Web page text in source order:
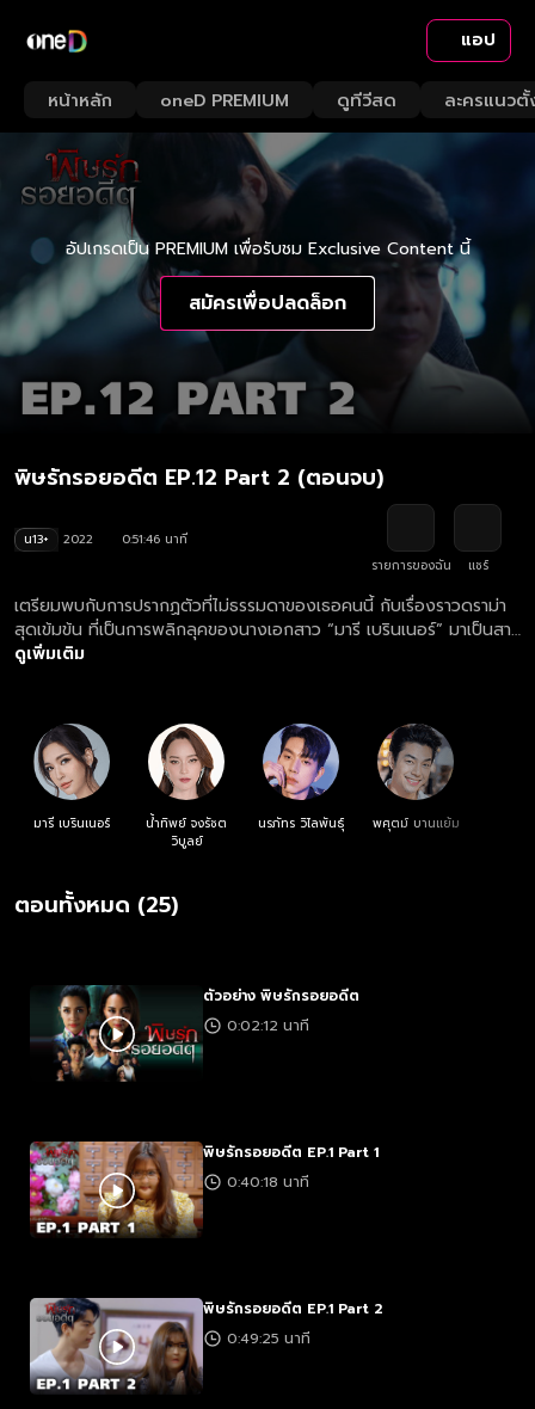
แอป
หน้าหลัก oneD PREMIUM ดูทีวีสด ละครแนวตั้
อัปเกรดเป็น PREMIUM เพื่อรับชม Exclusive Content นี้
สมัครเพื่อปลดล็อก
พิษรักรอยอดีต EP.12 Part 2 (ตอนจบ)
น13+ 2022
0:51:46 นาที
รายการของฉัน
แชร์
เตรียมพบกับการปรากฏตัวที่ไม่ธรรมดาของเธอคนนี้ กับเรื่องราวดราม่า
สุดเข้มข้น ที่เป็นการพลิกลุคของนางเอกสาว “มารี เบรินเนอร์” มาเป็นสาว
พลัสไซส์จนแทบจำไม่ได้!! ที่เต็มไปด้วยแรงแค้น ขอท้าชนกับรุ่นพี่ตัวแม่
ทำลายล้างรุนแรงได้ขนาดไหน?
ดูเพิ่มเติม
มารี เบรินเนอร์
น้ำทิพย์ จงรัชต
วิบูลย์
นรภัทร วิไลพันธุ์ พศุตม์ บานแย้ม
ตอนทั้งหมด (25)
ตัวอย่าง พิษรักรอยอดีต
0:02:12 นาที
พิษรักรอยอดีต EP.1 Part 1
0:40:18 นาที
พิษรักรอยอดีต EP.1 Part 2
0:49:25 นาที